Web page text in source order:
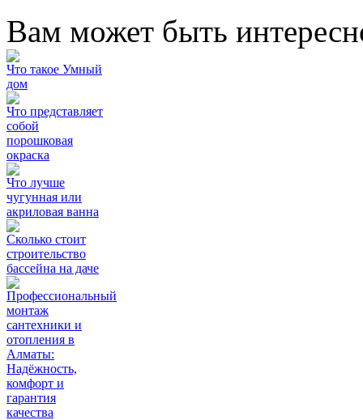
Вам может быть
Что такое Умный
дом
Что представляет
собой
порошковая
окраска
Что лучше
чугунная или
акриловая ванна
Сколько стоит
строительство
бассейна на даче
Профессиональный
монтаж
сантехники и
отопления в
Алматы:
Надёжность,
комфорт и
гарантия
качества